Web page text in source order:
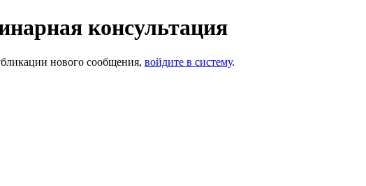
консультация
нового сообщения, войдите в систему.